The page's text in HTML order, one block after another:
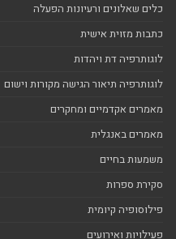
כלים שאלונים ורעיונות הפעלה
כתבות מזוית אישית
לוגותרפיה דת ויהדות
לוגותרפיה תיאור הגישה מקורות וישום
מאמרים אקדמיים ומחקרים
מאמרים באנגלית
משמעות בחיים
סקירת ספרות
פילוסופיה קיומית
פעילויות ואירועים